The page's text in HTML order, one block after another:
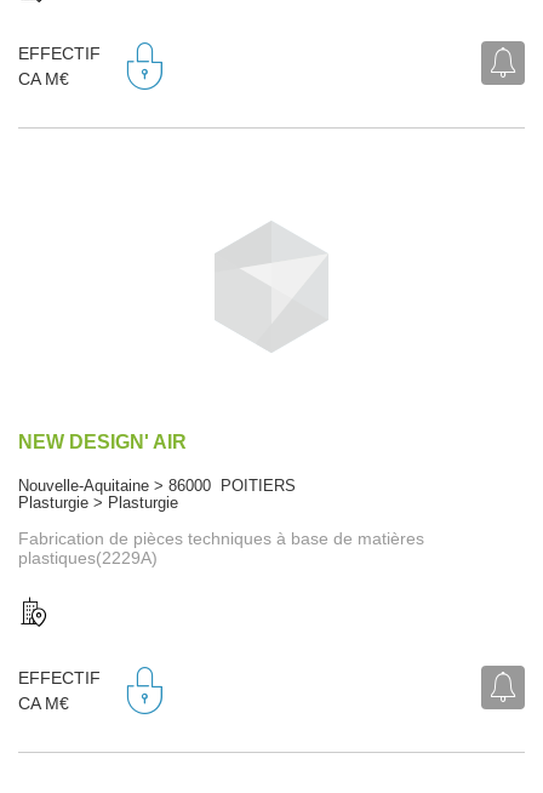
EFFECTIF
CA M€
NEW DESIGN' AIR
Nouvelle-Aquitaine > 86000 POITIERS
Plasturgie > Plasturgie
Fabrication de pièces techniques à base de matières
plastiques(2229A)
EFFECTIF
CA M€